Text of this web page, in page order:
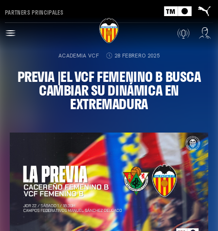
PARTNERS PRINCIPALES
ACADEMIA VCF 28 FEBRERO 2025
PREVIA |EL VCF FEMENINO B BUSCA
CAMBIAR SU DINÁMICA EN
EXTREMADURA